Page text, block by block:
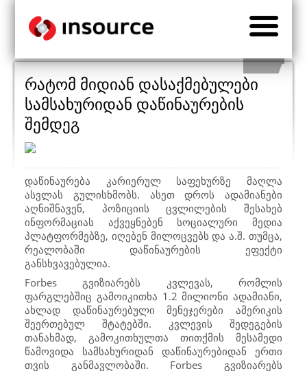
რატომ მიდიან დასაქმებულები
სამსახურიდან დაწინაურების
შემდეგ
დაწინაურება კარიერულ საფეხურზე მაღლა
ასვლას გულისხმობს. ასეთ დროს ადამიანები
აღნიშნავენ, პოზიციის ცვლილების შესახებ
ინფორმაციას აქვეყნებენ სოციალური მედია
პლატფორმებზე, იღებენ მილოცვებს და ა.შ. თუმცა,
რეალობაში დაწინაურების ეფექტი
განსხვავებულია.
Forbesგვიზიარებს კვლევას, რომლის
ფარგლებშიც გამოიკითხა 1.2 მილიონი ადამიანი,
ახლად დაწინაურებული მენეჯერები ამერიკის
შეერთებულ შტატებში. კვლევის შედეგების
თანახმად, გამოკითხულთა თითქმის მესამედი
წამოვიდა სამსახურიდან დაწინაურებიდან ერთი
თვის განმავლობაში. Forbesგვიზიარებს